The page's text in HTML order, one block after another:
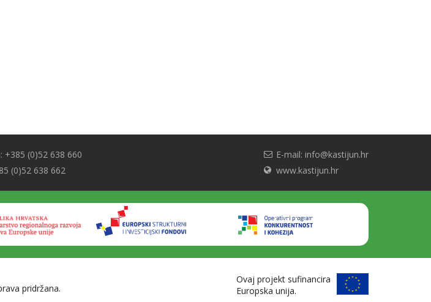
+385 (0)52 638 660
(0)52 638 662
E-mail: info@kastijun.hr
www.kastijun.hr
pridržana.
Ovaj projekt sufinancira
Europska unija.